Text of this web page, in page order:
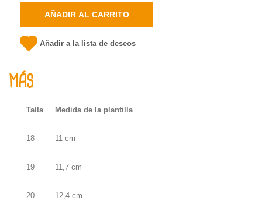
AÑADIR AL CARRITO
Añadir a la lista de deseos
MÁS
Talla Medida de la plantilla
18 11 cm
19 11,7 cm
20 12,4 cm